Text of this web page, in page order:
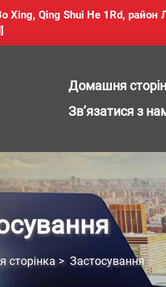
Xing, Qing Shui He 1Rd,
Домашня
Зв’язатися з
сторінка > Застосування